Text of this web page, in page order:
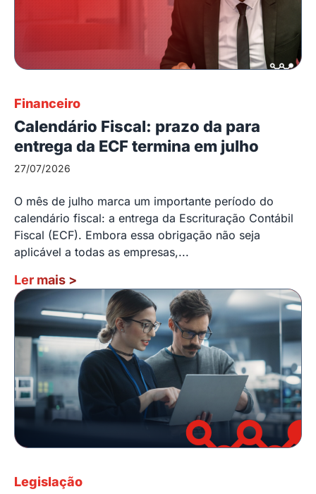
Financeiro
Calendário Fiscal: prazo da para
entrega da ECF termina em julho
27/07/2026
O mês de julho marca um importante período do
calendário fiscal: a entrega da Escrituração Contábil
Fiscal (ECF). Embora essa obrigação não seja
aplicável a todas as empresas,...
Ler mais >
Legislação